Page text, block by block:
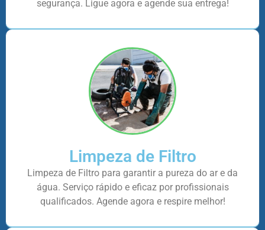
segurança. Ligue agora e agende sua entrega!
Limpeza de Filtro
Limpeza de Filtro para garantir a pureza do ar e da
água. Serviço rápido e eficaz por profissionais
qualificados. Agende agora e respire melhor!